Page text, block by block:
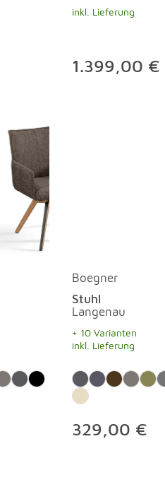
inkl. Lieferung
1.399,00 €
Boegner
Stuhl
Langenau
+ 10 Varianten
inkl. Lieferung
329,00 €